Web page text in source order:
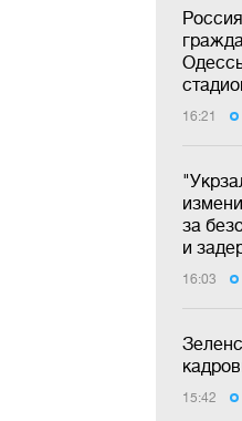
16:21
за
и
16:03
15:42